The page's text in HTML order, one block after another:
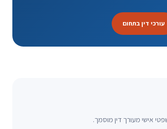
עורכי דין בתחום
אישי מעורך דין מוסמך.